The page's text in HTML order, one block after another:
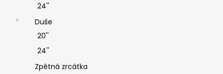
24''
Duše
20''
24''
Zpětná zrcátka